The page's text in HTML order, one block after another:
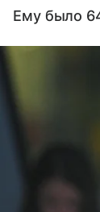
Ему было